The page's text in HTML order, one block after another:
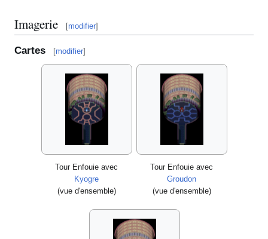
Imagerie [modifier]
Cartes [modifier]
Tour Enfouie avec
Kyogre
(vue d'ensemble)
Tour Enfouie avec
Groudon
(vue d'ensemble)